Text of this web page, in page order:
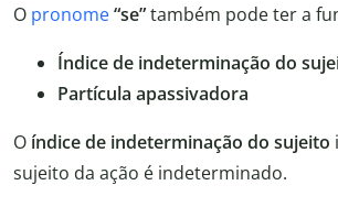
O pronome“se”também pode ter a
Índice de indeterminação do
Partícula apassivadora
O índice de indeterminação do sujeito
sujeito da ação é indeterminado.